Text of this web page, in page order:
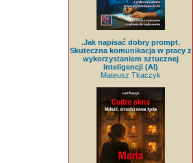
.Jak napisać dobry prompt.
Skuteczna komunikacja w pracy z
wykorzystaniem sztucznej
inteligencji (AI)
Mateusz Tkaczyk